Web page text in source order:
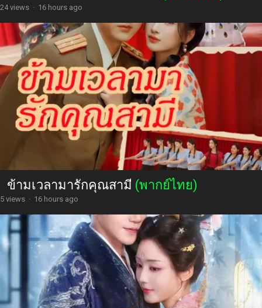
24 views · 16 hours ago
ข้ามเวลามารักคุณสามี (พากย์ไทย)
5 views · 16 hours ago